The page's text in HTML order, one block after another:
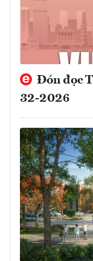
Đón đọc
32-2026